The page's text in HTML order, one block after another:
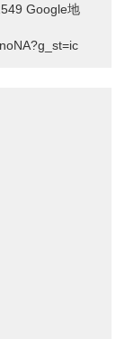
Google地